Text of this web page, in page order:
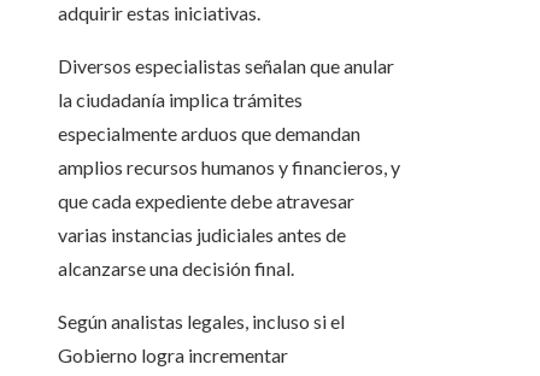
adquirir estas iniciativas.
Diversos especialistas señalan que anular
la ciudadanía implica trámites
especialmente arduos que demandan
amplios recursos humanos y financieros, y
que cada expediente debe atravesar
varias instancias judiciales antes de
alcanzarse una decisión final.
Según analistas legales, incluso si el
Gobierno logra incrementar